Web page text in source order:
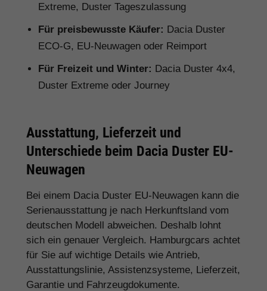
Extreme, Duster Tageszulassung
Für preisbewusste Käufer: Dacia Duster
ECO-G, EU-Neuwagen oder Reimport
Für Freizeit und Winter: Dacia Duster 4x4,
Duster Extreme oder Journey
Ausstattung, Lieferzeit und
Unterschiede beim Dacia Duster EU-
Neuwagen
Bei einem Dacia Duster EU-Neuwagen kann die
Serienausstattung je nach Herkunftsland vom
deutschen Modell abweichen. Deshalb lohnt
sich ein genauer Vergleich. Hamburgcars achtet
für Sie auf wichtige Details wie Antrieb,
Ausstattungslinie, Assistenzsysteme, Lieferzeit,
Garantie und Fahrzeugdokumente.